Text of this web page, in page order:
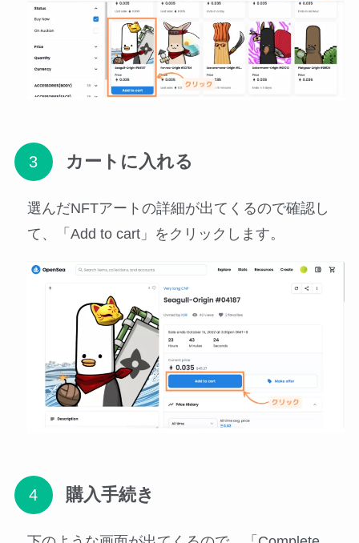
カートに入れる
選んだNFTアートの詳細が出てくるので確認し
て、「Add to cart」をクリックします。
購入手続き